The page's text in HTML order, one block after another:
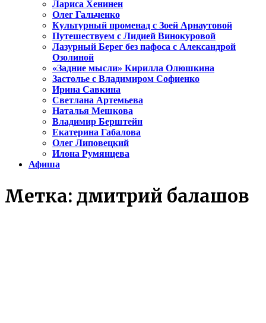
Лариса Хенинен
Олег Гальченко
Культурный променад с Зоей Арнаутовой
Путешествуем с Лидией Винокуровой
Лазурный Берег без пафоса с Александрой
Озолиной
«Задние мысли» Кирилла Олюшкина
Застолье с Владимиром Софиенко
Ирина Савкина
Светлана Артемьева
Наталья Мешкова
Владимир Берштейн
Екатерина Габалова
Олег Липовецкий
Илона Румянцева
Афиша
Метка: дмитрий балашов